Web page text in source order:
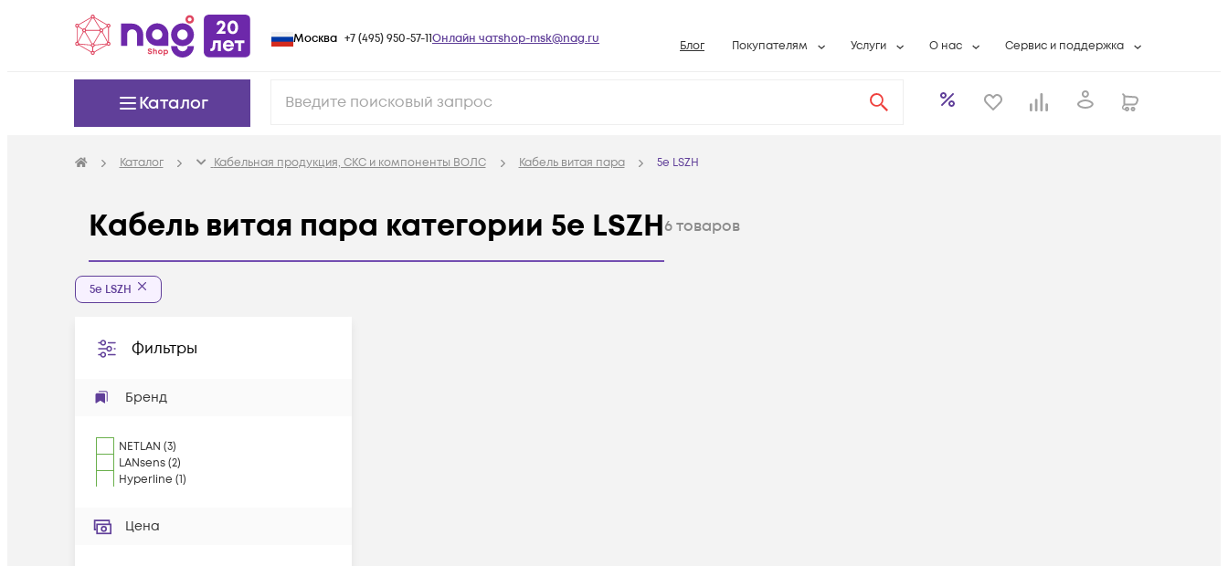
Москва +7 (495) 950-57-11Онлайн чатshop-msk@nag.ru Блог Покупателям
Возврат товара
Услуги
Системная интеграция
О нас
Контактная информация
Сервис и поддержка
Контакты сервисных центров
Каталог
Каталог Кабельная продукция, СКС и компоненты ВОЛС Кабель витая пара 5e LSZH
Кабель витая пара категории 5e LSZH6товаров
Фильтры
Бренд
NETLAN (3)
LANsens(2)
Hyperline (1)
Цена
5e LSZH